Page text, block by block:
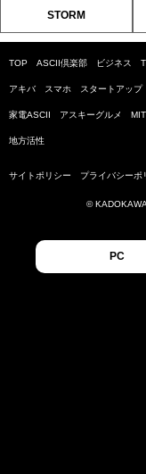
STORM
TOP ASCII倶楽部 ビジネス
アキバ スマホ スタートアップ
家電ASCII アスキーグルメ
地方活性
サイトポリシー プライバシーポ
©
PC